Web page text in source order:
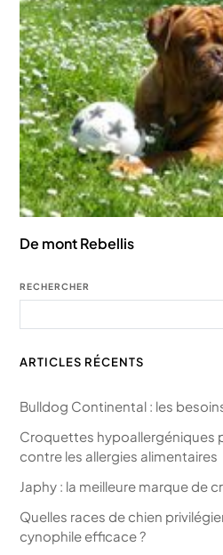
De mont Rebellis
RECHERCHER
ARTICLES RÉCENTS
Bulldog Continental : les
Croquettes hypoallergéniques
contre les allergies alimentaires
Japhy : la meilleure marque de
Quelles races de chien
cynophile efficace ?